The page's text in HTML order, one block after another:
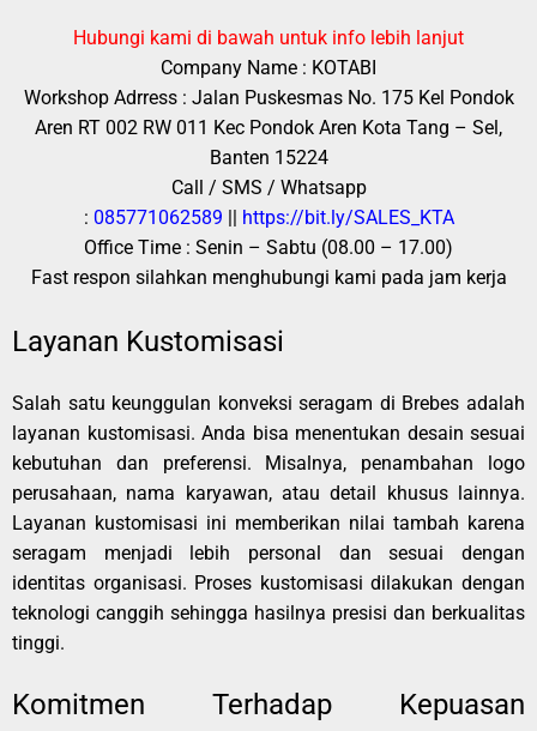
Hubungi kami di bawah untuk info lebih lanjut
Company Name : KOTABI
Workshop Adrress : Jalan Puskesmas No. 175 Kel Pondok
Aren RT 002 RW 011 Kec Pondok Aren Kota Tang – Sel,
Banten 15224
Call / SMS / Whatsapp
: 085771062589
https://bit.ly/SALES_KTA
Office Time : Senin – Sabtu (08.00 – 17.00)
Fast respon silahkan menghubungi kami pada jam kerja
Layanan Kustomisasi
Salah satu keunggulan konveksi seragam di Brebes adalah
layanan kustomisasi. Anda bisa menentukan desain sesuai
kebutuhan dan preferensi. Misalnya, penambahan logo
perusahaan, nama karyawan, atau detail khusus lainnya.
Layanan kustomisasi ini memberikan nilai tambah karena
seragam menjadi lebih personal dan sesuai dengan
identitas organisasi. Proses kustomisasi dilakukan dengan
teknologi canggih sehingga hasilnya presisi dan berkualitas
tinggi.
Komitmen Terhadap Kepuasan